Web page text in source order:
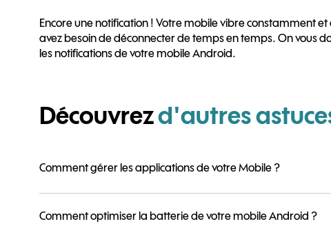
Encore une notification ! Votre mobile vibre constamment
avez besoin de déconnecter de temps en temps. On vous
les notifications de votre mobile Android.
Découvrezd'autres
Comment gérer les applications de votre Mobile ?
Comment optimiser la batterie de votre mobile Android ?